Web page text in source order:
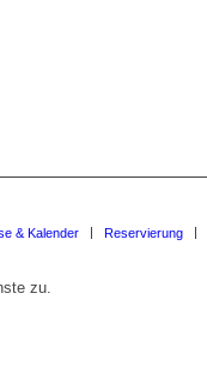
& Kalender Reservierung
zu.